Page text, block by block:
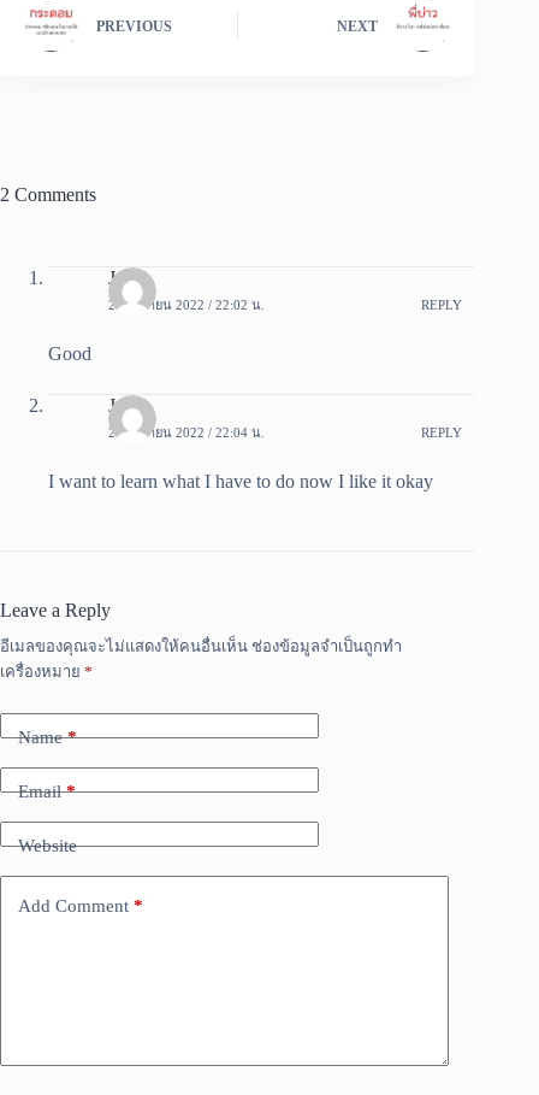
PREVIOUS NEXT
2 Comments
Jong
23 เมษายน 2022 / 22:02 น. REPLY
Good
Jong
23 เมษายน 2022 / 22:04 น. REPLY
I want to learn what I have to do now I like it okay
Leave a Reply
อีเมลของคุณจะไม่แสดงให้คนอื่นเห็น ช่องข้อมูลจำเป็นถูกทำ
เครื่องหมาย *
Name*
Email*
Website
Add Comment *